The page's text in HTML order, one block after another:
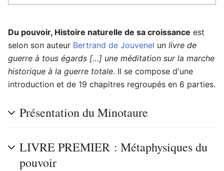
Du pouvoir, Histoire naturelle de sa croissance est
selon son auteur Bertrand de Jouvenel un livre de
guerre à tous égards […] une méditation sur la marche
historique à la guerre totale. Il se compose d'une
introduction et de 19 chapitres regroupés en 6 parties.
Présentation du Minotaure
LIVRE PREMIER : Métaphysiques du
pouvoir